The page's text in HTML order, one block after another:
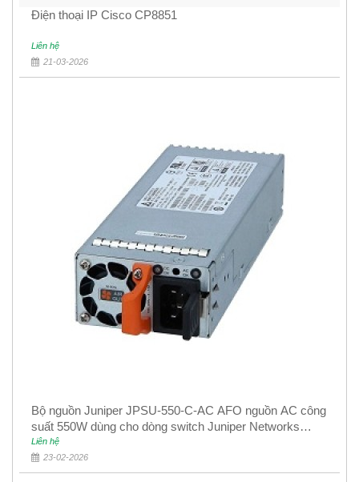
Điện thoại IP Cisco CP8851
Liên hệ
21-03-2026
Bộ nguồn Juniper JPSU-550-C-AC AFO nguồn AC công
suất 550W dùng cho dòng switch Juniper Networks
EX4400
Liên hệ
23-02-2026